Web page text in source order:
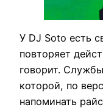
У DJ Soto есть
повторяет
говорит.
которой, по
напоминать